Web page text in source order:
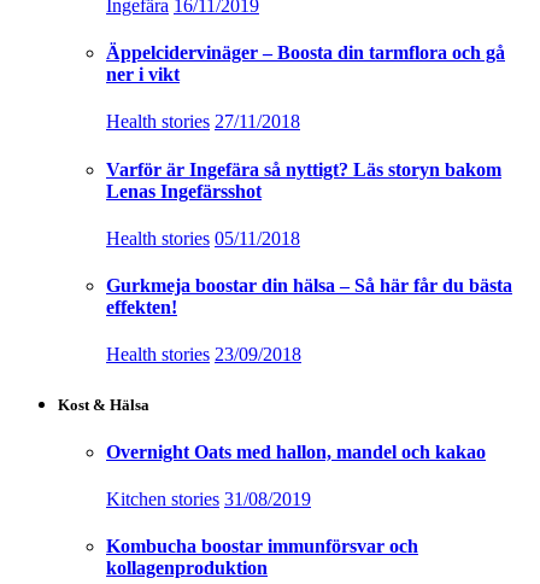
Ingefära 16/11/2019
Äppelcidervinäger – Boosta din tarmflora och gå
ner i vikt
Health stories 27/11/2018
Varför är Ingefära så nyttigt? Läs storyn bakom
Lenas Ingefärsshot
Health stories 05/11/2018
Gurkmeja boostar din hälsa – Så här får du bästa
effekten!
Health stories 23/09/2018
Kost & Hälsa
Overnight Oats med hallon, mandel och kakao
Kitchen stories 31/08/2019
Kombucha boostar immunförsvar och
kollagenproduktion